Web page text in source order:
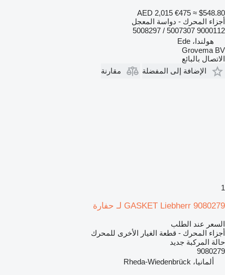
AED 2,015 €475 ≈ $548.80
أجزاء المحرك - دواسة المعجل
9000112 5007307 / 5008297
هولندا، Ede
Grovema BV
الاتصال بالبائع
الإضافة إلى المفضلة
مقارنة
1
GASKET Liebherr 9080279 لـ حفارة
السعر عند الطلب
أجزاء المحرك - قطعة الغيار الأخرى للمحرك
حالة المركبة جديد
9080279
ألمانيا، Rheda-Wiedenbrück